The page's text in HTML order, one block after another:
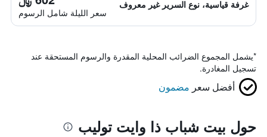
غرفة قياسية، نوع السرير غير معروف
سعر الليلة شامل الرسوم
*يشمل المجموع الضرائب المحلية المقدرة والرسوم المستحقة عند
تسجيل المغادرة.
أفضل سعر مضمون
حول بيت شباب ذا وايت توليب